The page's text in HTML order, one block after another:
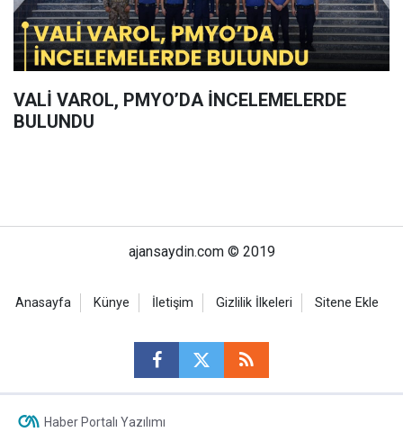
VALİ VAROL, PMYO’DA İNCELEMELERDE
BULUNDU
ajansaydin.com © 2019
Anasayfa Künye İletişim Gizlilik İlkeleri Sitene Ekle
Haber Portalı Yazılımı